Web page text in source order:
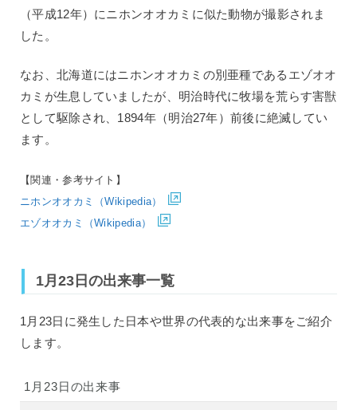
（平成12年）にニホンオオカミに似た動物が撮影されま
した。
なお、北海道にはニホンオオカミの別亜種であるエゾオオ
カミが生息していましたが、明治時代に牧場を荒らす害獣
として駆除され、1894年（明治27年）前後に絶滅してい
ます。
【関連・参考サイト】
ニホンオオカミ（Wikipedia）
エゾオオカミ（Wikipedia）
1月23日の出来事一覧
1月23日に発生した日本や世界の代表的な出来事をご紹介
します。
1月23日の出来事